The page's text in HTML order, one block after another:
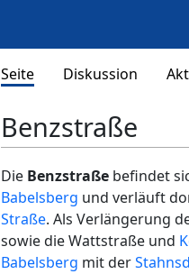
Seite Diskussion
Benzstraße
Die Benzstraße befindet
Babelsberg und verläuft
Straße. Als Verlängerung
sowie die Wattstraße und
Babelsberg mit der